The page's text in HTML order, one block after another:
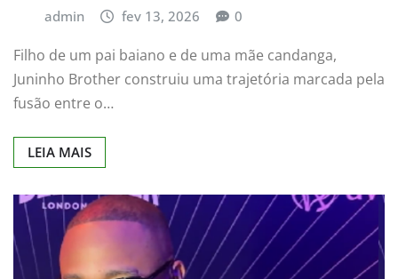
admin fev 13, 2026 0
Filho de um pai baiano e de uma mãe candanga,
Juninho Brother construiu uma trajetória marcada pela
fusão entre o…
LEIA MAIS